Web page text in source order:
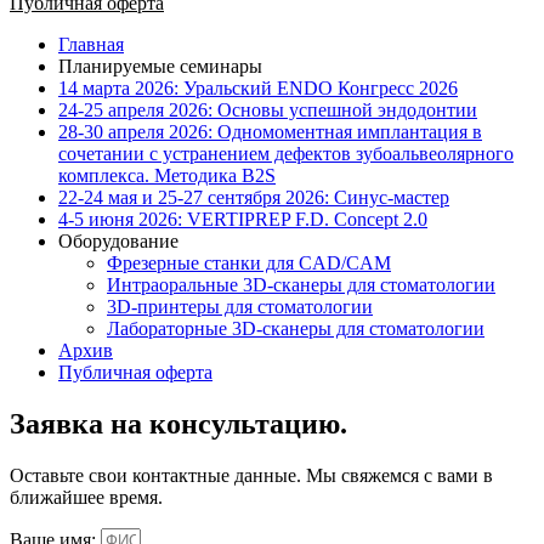
Главная
Планируемые семинары
14 марта 2026: Уральский ENDO Конгресс 2026
24-25 апреля 2026: Основы успешной эндодонтии
28-30 апреля 2026: Одномоментная имплантация в
сочетании с устранением дефектов зубоальвеолярного
комплекса. Методика B2S
22-24 мая и 25-27 сентября 2026: Синус-мастер
4-5 июня 2026: VERTIPREP F.D. Concept 2.0
Оборудование
Фрезерные станки для CAD/CAM
Интраоральные 3D-сканеры для стоматологии
3D-принтеры для стоматологии
Лабораторные 3D-сканеры для стоматологии
Архив
Публичная оферта
Заявка на консультацию.
Оставьте свои контактные данные. Мы свяжемся с вами в
ближайшее время.
Ваше имя: